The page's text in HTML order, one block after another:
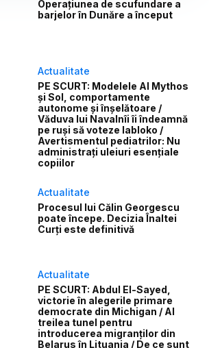
Operațiunea de scufundare a
barjelor în Dunăre a început
Actualitate
PE SCURT: Modelele AI Mythos
și Sol, comportamente
autonome și înșelătoare /
Văduva lui Navalnîi îi îndeamnă
pe ruși să voteze Iabloko /
Avertismentul pediatrilor: Nu
administrați uleiuri esențiale
copiilor
Actualitate
Procesul lui Călin Georgescu
poate începe. Decizia Înaltei
Curți este definitivă
Actualitate
PE SCURT: Abdul El-Sayed,
victorie în alegerile primare
democrate din Michigan / Al
treilea tunel pentru
introducerea migranților din
Belarus în Lituania / De ce sunt